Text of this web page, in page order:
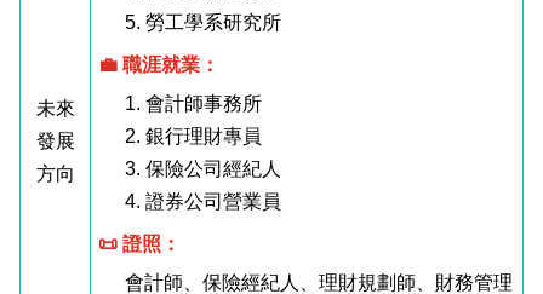
未來
發展
方向
5. 勞工學系研究所
💼 職涯就業：
1. 會計師事務所
2. 銀行理財專員
3. 保險公司經紀人
4. 證券公司營業員
📜 證照：
會計師、保險經紀人、理財規劃師、財務管理